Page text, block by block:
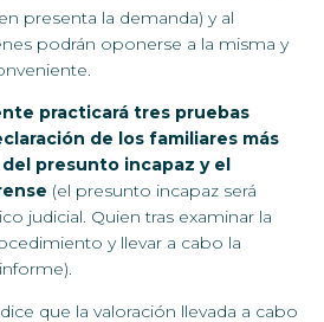
presenta la demanda) y al
podrán oponerse a la misma y
practicará tres pruebas
de los familiares más
presunto incapaz y el
(el presunto incapaz será
judicial. Quien tras examinar la
y llevar a cabo la
que la valoración llevada a cabo